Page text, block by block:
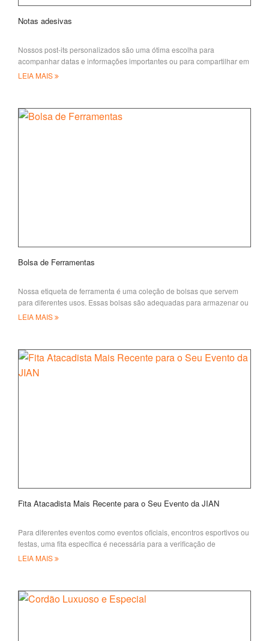
Notas adesivas
Nossos post-its personalizados são uma ótima escolha para
acompanhar datas e informações importantes ou para compartilhar em
eventos e conferências
LEIA MAIS
Bolsa de Ferramentas
Nossa etiqueta de ferramenta é uma coleção de bolsas que servem
para diferentes usos. Essas bolsas são adequadas para armazenar ou
transportar suas ferramentas
LEIA MAIS
Fita Atacadista Mais Recente para o Seu Evento da JIAN
Para diferentes eventos como eventos oficiais, encontros esportivos ou
festas, uma fita específica é necessária para a verificação de
identidade
LEIA MAIS